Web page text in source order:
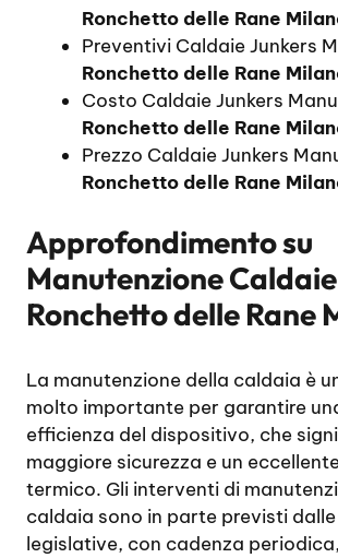
Ronchetto delle Rane
Preventivi Caldaie Junkers
Ronchetto delle Rane
Costo Caldaie Junkers
Ronchetto delle Rane
Prezzo Caldaie Junkers
Ronchetto delle Rane
Approfondimento su
Manutenzione
Ronchetto delle Rane
La manutenzione della caldaia è
molto importante per garantire
efficienza del dispositivo, che
maggiore sicurezza e un
termico. Gli interventi di
caldaia sono in parte previsti
legislative, con cadenza